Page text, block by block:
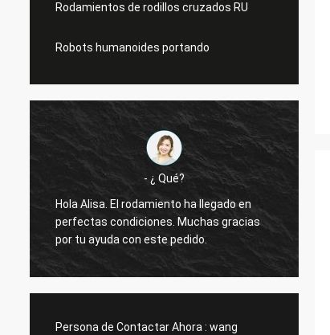
Rodamientos de rodillos cruzados RU
Robots humanoides portando
- ¿ Qué?
Hola Alisa. El rodamiento ha llegado en
perfectas condiciones. Muchas gracias
por tu ayuda con este pedido.
Persona de Contactar Ahora : wang